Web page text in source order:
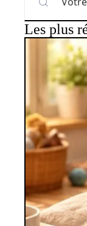
Les plus